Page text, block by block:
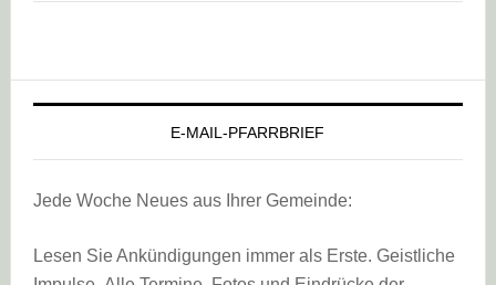
E-MAIL-PFARRBRIEF
Jede Woche Neues aus Ihrer Gemeinde:
Lesen Sie Ankündigungen immer als Erste. Geistliche